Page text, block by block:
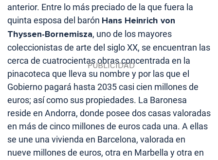
anterior. Entre lo más preciado de la que fuera la
quinta esposa del barón Hans Heinrich von
Thyssen-Bornemisza, uno de los mayores
coleccionistas de arte del siglo XX, se encuentran las
cerca de cuatrocientas obras concentrada en la
pinacoteca que lleva su nombre y por las que el
Gobierno pagará hasta 2035 casi cien millones de
euros; así como sus propiedades. La Baronesa
reside en Andorra, donde posee dos casas valoradas
en más de cinco millones de euros cada una. A ellas
se une una vivienda en Barcelona, valorada en
nueve millones de euros, otra en Marbella y otra en